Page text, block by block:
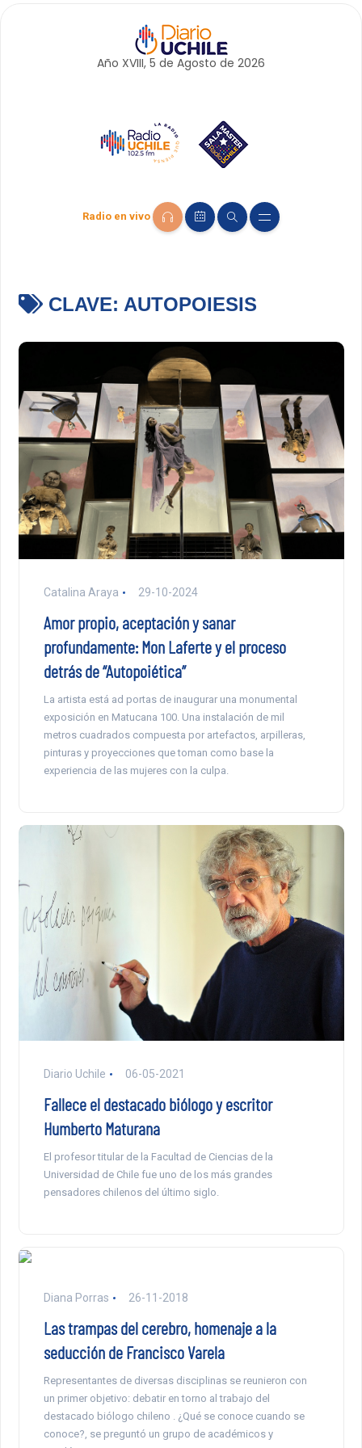
Año XVIII, 5 de Agosto de 2026
Radio en vivo
CLAVE: AUTOPOIESIS
Catalina Araya 29-10-2024
Amor propio, aceptación y sanar
profundamente: Mon Laferte y el proceso
detrás de “Autopoiética”
La artista está ad portas de inaugurar una monumental
exposición en Matucana 100. Una instalación de mil
metros cuadrados compuesta por artefactos, arpilleras,
pinturas y proyecciones que toman como base la
experiencia de las mujeres con la culpa.
Diario Uchile 06-05-2021
Fallece el destacado biólogo y escritor
Humberto Maturana
El profesor titular de la Facultad de Ciencias de la
Universidad de Chile fue uno de los más grandes
pensadores chilenos del último siglo.
Diana Porras 26-11-2018
Las trampas del cerebro, homenaje a la
seducción de Francisco Varela
Representantes de diversas disciplinas se reunieron con
un primer objetivo: debatir en torno al trabajo del
destacado biólogo chileno . ¿Qué se conoce cuando se
conoce?, se preguntó un grupo de académicos y